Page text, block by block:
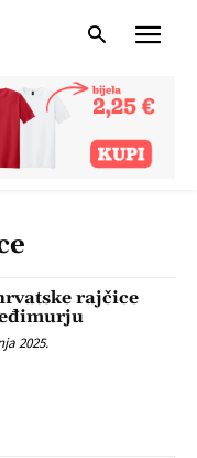
rajčice
2025.